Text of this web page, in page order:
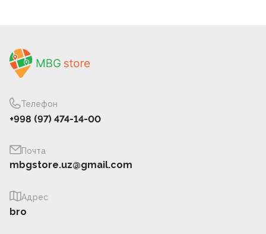
Телефон
+998 (97) 474-14-00
Почта
mbgstore.uz@gmail.com
Адрес
bro